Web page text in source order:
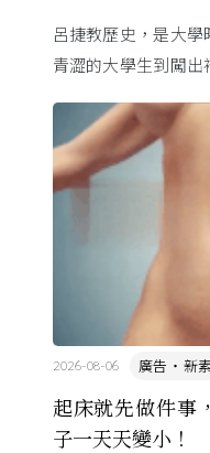
呂捷教歷史，是大
青澀的大學生到闖出
裡幾乎沒有臺灣史，
起床就先做件事
子一天天變小！
廣告・新
2026-08-06